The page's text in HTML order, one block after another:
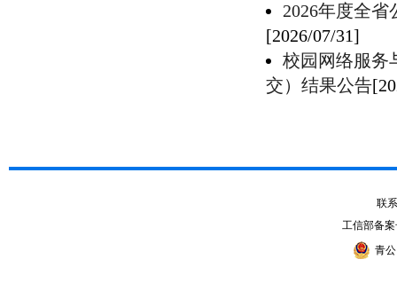
2026年度全
[2026/07/31]
校园网络服务
交）结果公告
联
工信部备
青公